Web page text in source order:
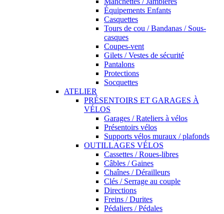
Équipements Enfants
Casquettes
Tours de cou / Bandanas / Sous-
casques
Coupes-vent
Gilets / Vestes de sécurité
Pantalons
Protections
Socquettes
ATELIER
PRÉSENTOIRS ET GARAGES À
VÉLOS
Garages / Rateliers à vélos
Présentoirs vélos
Supports vélos muraux / plafonds
OUTILLAGES VÉLOS
Cassettes / Roues-libres
Câbles / Gaines
Chaînes / Dérailleurs
Clés / Serrage au couple
Directions
Freins / Durites
Pédaliers / Pédales